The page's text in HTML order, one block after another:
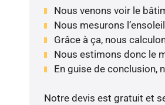
Nous venons voir le
Nous mesurons
Grâce à ça, nous
Nous estimons donc le
En guise de conclusion,
Notre devis est gratuit et